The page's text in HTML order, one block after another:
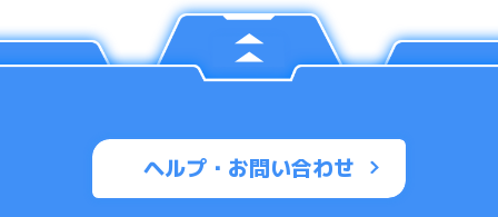
ヘルプ・お問い合わせ